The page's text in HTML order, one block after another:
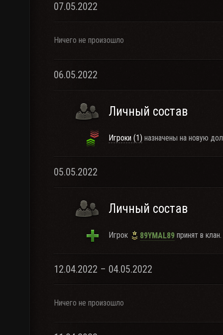
07.05.2022
Ничего не произошло
06.05.2022
Личный состав
Игроки (1) назначены на новую
05.05.2022
Личный состав
Игрок 89YMAL89 принят в клан.
12.04.2022 – 04.05.2022
Ничего не произошло